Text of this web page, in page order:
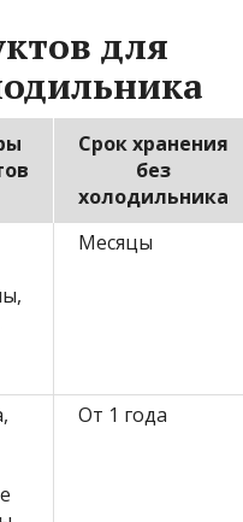
для
Срок хранения
без
холодильника
Месяцы
От 1 года